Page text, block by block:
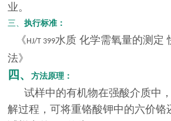
业。
三、执行标准：
《HJ/T 399水质 化学需氧量的测定
法》
四、方法原理 ：
试样中的有机物在强酸介质中
解过程，可将重铬酸钾中的六价铬